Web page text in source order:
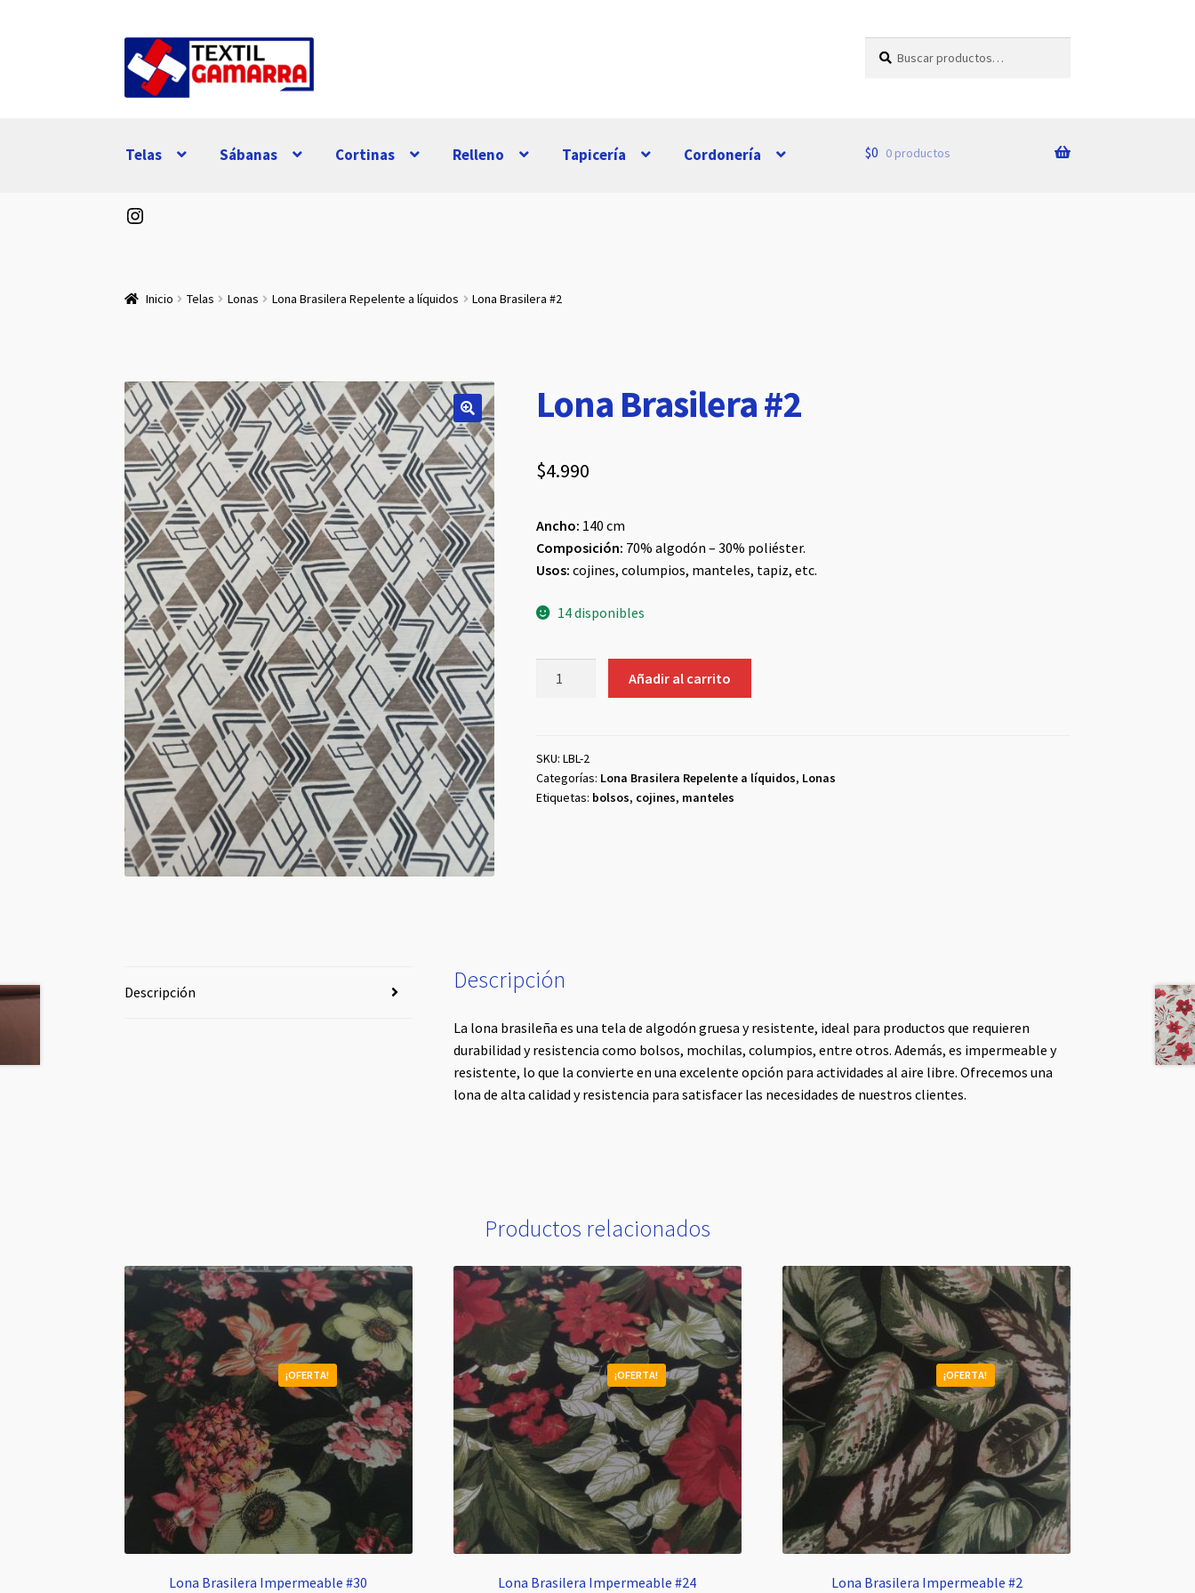
a
al
contenido
por:
Telas Sábanas Cortinas Relleno Tapicería Cordonería $0 0 productos
Instagram
Inicio Telas Lonas Lona Brasilera Repelente a líquidos Lona Brasilera #2
Lona Brasilera #2
$4.990
Ancho: 140 cm
Composición: 70% algodón – 30% poliéster.
Usos: cojines, columpios, manteles, tapiz, etc.
14 disponibles
Añadir al carrito
SKU: LBL-2
Categorías: Lona Brasilera Repelente a líquidos, Lonas
Etiquetas: bolsos, cojines, manteles
Descripción Descripción
La lona brasileña es una tela de algodón gruesa y resistente, ideal para productos que requieren
durabilidad y resistencia como bolsos, mochilas, columpios, entre otros. Además, es impermeable y
resistente, lo que la convierte en una excelente opción para actividades al aire libre. Ofrecemos una
lona de alta calidad y resistencia para satisfacer las necesidades de nuestros clientes.
Productos relacionados
Lona Brasilera Impermeable #30
¡OFERTA!
Lona Brasilera Impermeable #24
¡OFERTA!
Lona Brasilera Impermeable #2
¡OFERTA!